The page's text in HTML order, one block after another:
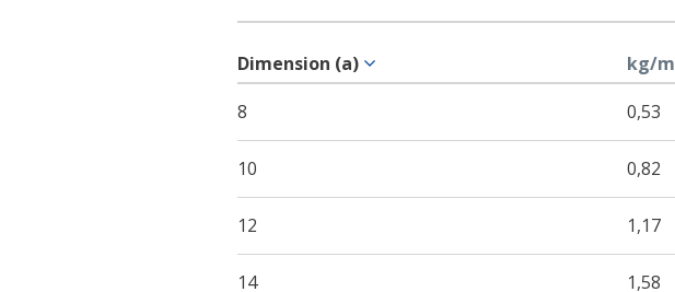
Dimension (a) kg/m
8
0,53
10 0,82
12 1,17
14 1,58